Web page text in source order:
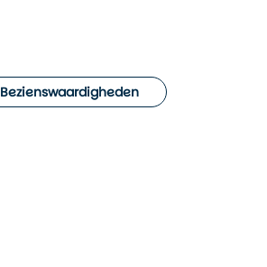
Bezienswaardigheden